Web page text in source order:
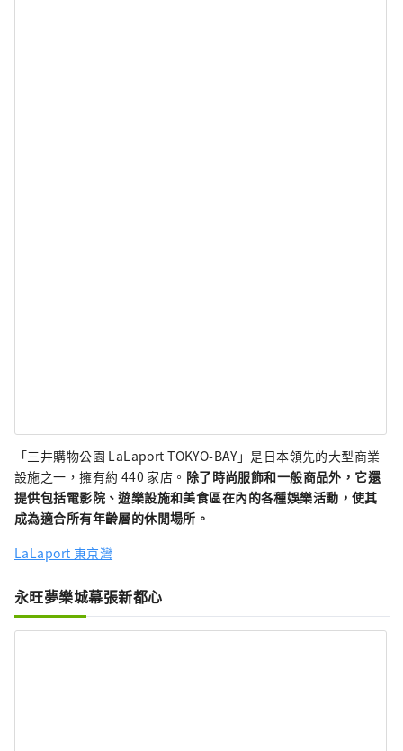
「三井購物公園 LaLaport TOKYO-BAY」是日本領先的大型商業
設施之一，擁有約 440 家店。 除了時尚服飾和一般商品外，它還
提供包括電影院、遊樂設施和美食區在內的各種娛樂活動，使其
成為適合所有年齡層的休閒場所。
LaLaport 東京灣
永旺夢樂城幕張新都心